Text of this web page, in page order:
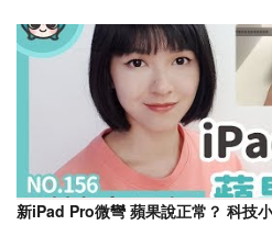
新iPad Pro微彎 蘋果說正常？ 科技